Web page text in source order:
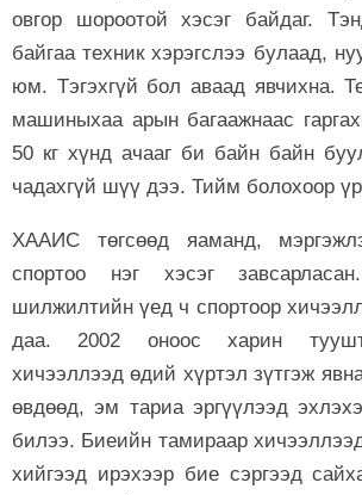
овгор шороотой хэсэг байдаг.
байгаа техник хэрэгслээ булаад,
юм. Тэгэхгүй бол аваад явчихна.
машиныхаа арын багаажнаас
50 кг хүнд ачааг би байн байн
чадахгүй шүү дээ. Тийм болохоор
ХААИС төгсөөд яаманд,
спортоо нэг хэсэг
шилжилтийн үед ч спортоор
даа. 2002 оноос харин
хичээллээд өдий хүртэл зүтгэж
өвдөөд, эм тариа эргүүлээд
билээ. Биеийн тамираар
хийгээд ирэхээр бие сэргээд